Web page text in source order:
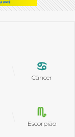
Câncer
Escorpião